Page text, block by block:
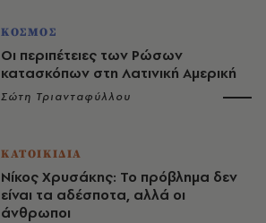
ΚΟΣΜΟΣ
Οι περιπέτειες των Ρώσων
κατασκόπων στη Λατινική Αμερική
Σώτη Τριανταφύλλου
ΚΑΤΟΙΚΙΔΙΑ
Νίκος Χρυσάκης: Το πρόβλημα δεν
είναι τα αδέσποτα, αλλά οι
άνθρωποι